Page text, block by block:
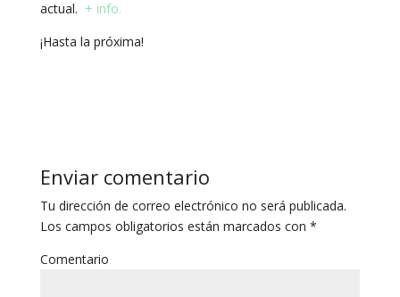
actual. + info.
¡Hasta la próxima!
Enviar comentario
Tu dirección de correo electrónico no será publicada.
Los campos obligatorios están marcados con *
Comentario